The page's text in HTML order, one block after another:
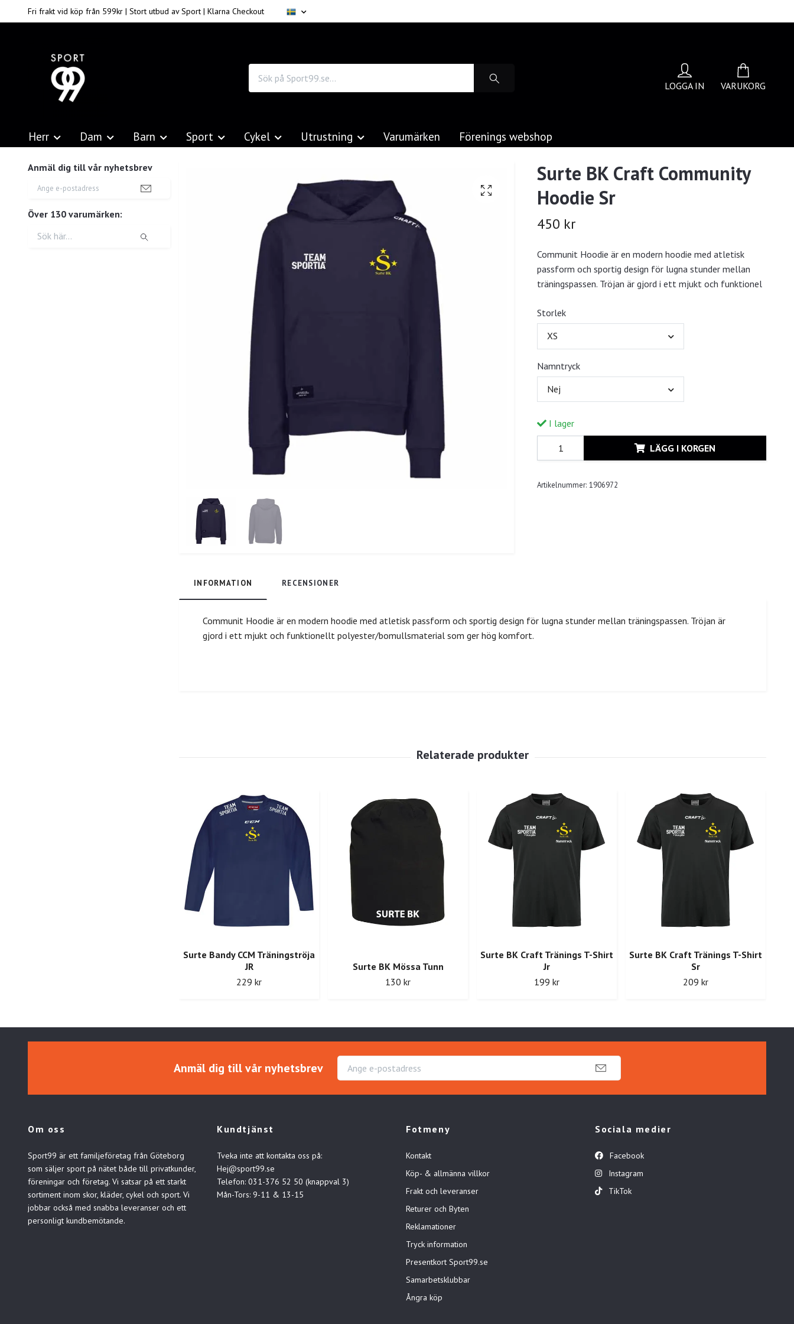
Fri frakt vid köp från 599kr | Stort utbud av Sport | Klarna Checkout
LOGGA IN VARUKORG
Herr Dam Barn Sport Cykel Utrustning Varumärken Förenings webshop
Anmäl dig till vår nyhetsbrev
Över 130 varumärken:
Surte BK Craft Community
Hoodie Sr
450 kr
Communit Hoodie är en modern hoodie med atletisk
passform och sportig design för lugna stunder mellan
träningspassen. Tröjan är gjord i ett mjukt och funktionel
Storlek
XS
Namntryck
Nej
I lager
LÄGG I KORGEN
Artikelnummer: 1906972
INFORMATION RECENSIONER
Communit Hoodie är en modern hoodie med atletisk passform och sportig design för lugna stunder mellan träningspassen. Tröjan är
gjord i ett mjukt och funktionellt polyester/bomullsmaterial som ger hög komfort.
Surte Bandy CCM Träningströja
JR
229 kr
Surte BK Mössa Tunn
130 kr
Surte BK Craft Tränings T-Shirt
Jr
199 kr
Surte BK Craft Tränings T-Shirt
Sr
209 kr
Anmäl dig till vår nyhetsbrev
Om oss
Sport99 är ett familjeföretag från Göteborg
som säljer sport på nätet både till privatkunder,
föreningar och företag. Vi satsar på ett starkt
sortiment inom skor, kläder, cykel och sport. Vi
jobbar också med snabba leveranser och ett
personligt kundbemötande.
Kundtjänst
Tveka inte att kontakta oss på:
Hej@sport99.se
Telefon: 031-376 52 50 (knappval 3)
Mån-Tors: 9-11 & 13-15
Fotmeny
Kontakt
Köp- & allmänna villkor
Frakt och leveranser
Returer och Byten
Reklamationer
Tryck information
Presentkort Sport99.se
Samarbetsklubbar
Ångra köp
Sociala medier
Facebook
Instagram
TikTok